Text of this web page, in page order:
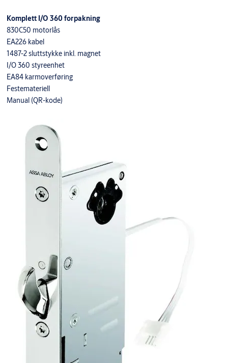
Komplett I/O 360 forpakning
830C50 motorlås
EA226 kabel
1487-2 sluttstykke inkl. magnet
I/O 360 styreenhet
EA84 karmoverføring
Festemateriell
Manual (QR-kode)